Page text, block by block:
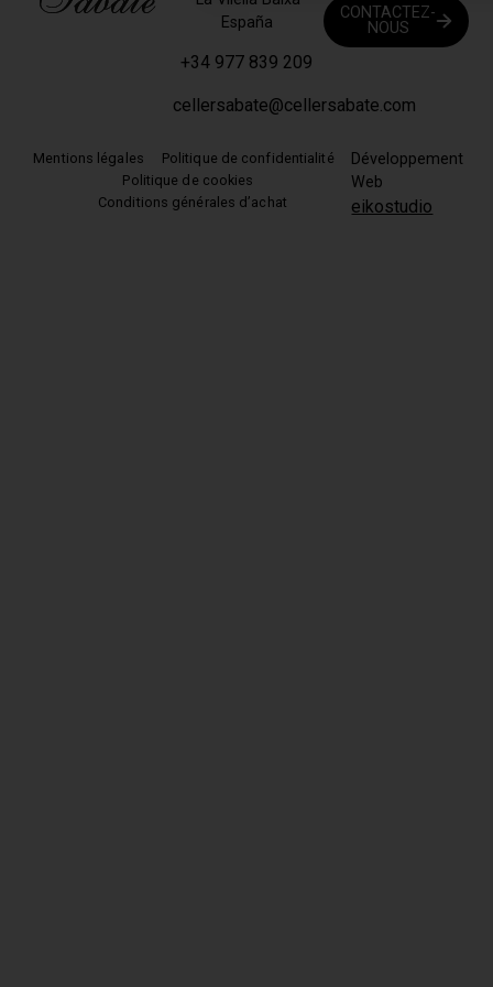
España
+34 977 839 209
cellersabate@cellersabate.com
CONTACTEZ-
NOUS
Mentions légales
Politique de confidentialité
Politique de cookies
Conditions générales d’achat
Développement
Web
eikostudio